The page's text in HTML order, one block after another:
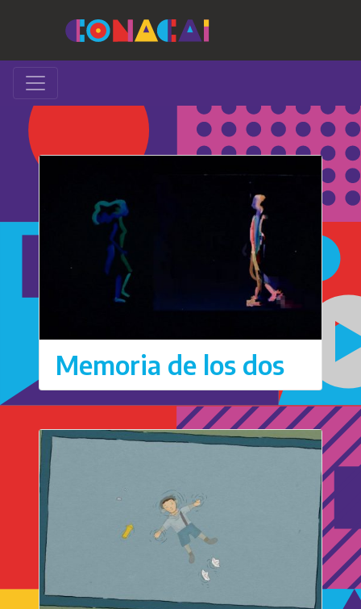
Memoria de los dos